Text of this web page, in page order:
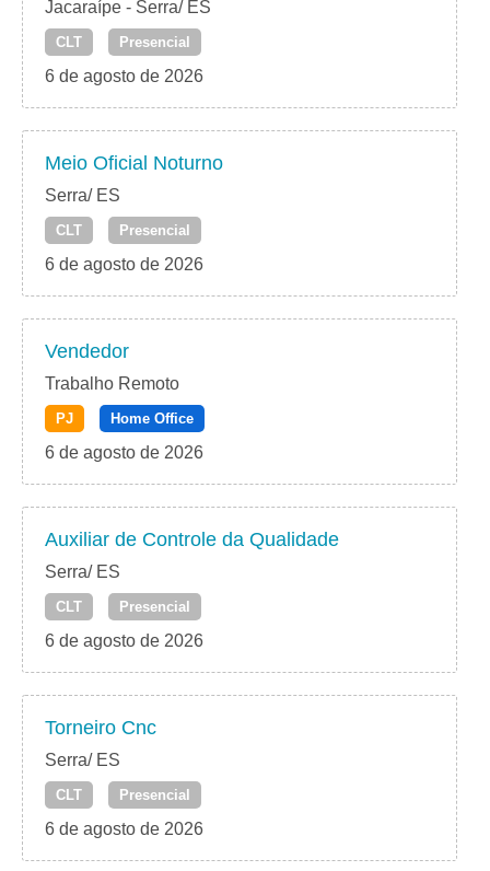
Jacaraípe - Serra/ ES
CLT Presencial
6 de agosto de 2026
Meio Oficial Noturno
Serra/ ES
CLT Presencial
6 de agosto de 2026
Vendedor
Trabalho Remoto
PJ Home Office
6 de agosto de 2026
Auxiliar de Controle da Qualidade
Serra/ ES
CLT Presencial
6 de agosto de 2026
Torneiro Cnc
Serra/ ES
CLT Presencial
6 de agosto de 2026